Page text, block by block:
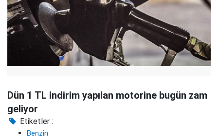
Dün 1 TL indirim yapılan motorine bugün zam
geliyor
Etiketler :
Benzin